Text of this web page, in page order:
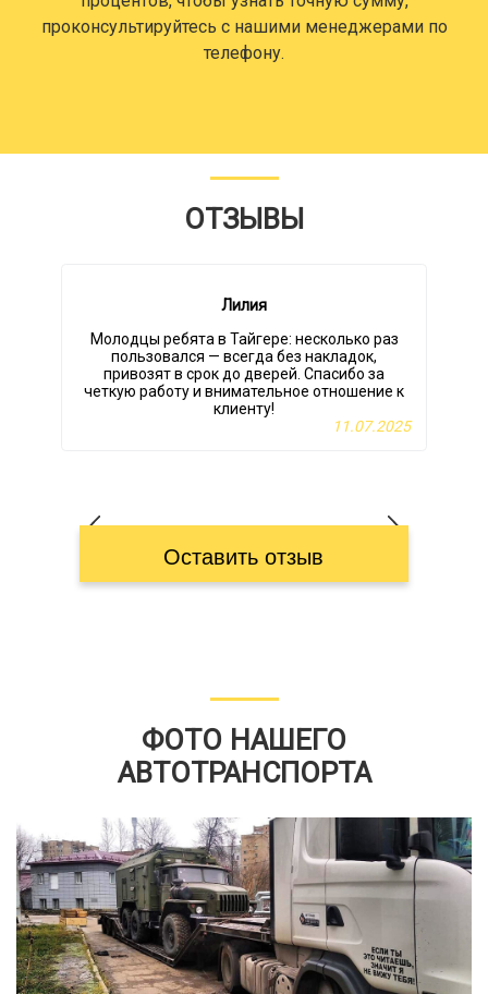
проконсультируйтесь с нашими менеджерами по
телефону.
ОТЗЫВЫ
Лилия
Молодцы ребята в Тайгере: несколько раз
пользовался — всегда без накладок,
привозят в срок до дверей. Спасибо за
четкую работу и внимательное отношение к
клиенту!
11.07.2025
Оставить отзыв
ФОТО НАШЕГО
АВТОТРАНСПОРТА